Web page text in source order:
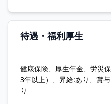
待遇・福利厚生
健康保険、厚生年金、労災
3年以上）、昇給:あり、賞
り